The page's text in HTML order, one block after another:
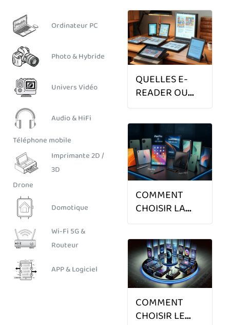
Ordinateur PC
Photo & Hybride
Univers Vidéo
Audio & HiFi
Téléphone mobile
Imprimante 2D /
3D
Drone
Domotique
Wi-Fi 5G &
Routeur
APP
LOGICIEL
APP & Logiciel
QUELLES E-
READER OU
ÉLECTRONIQUES
EN 2025 ?
COMMENT
CHOISIR LA
TABLETTE EN
2025 ?
COMMENT
CHOISIR LE